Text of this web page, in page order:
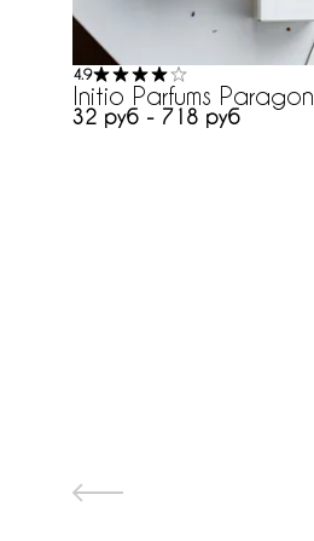
4.9
Initio Parfums Paragon
32 руб - 718 руб